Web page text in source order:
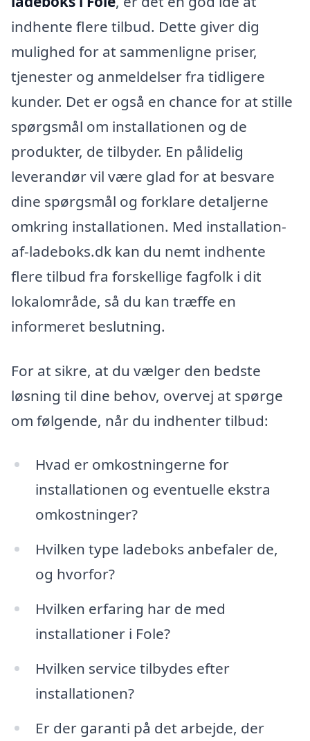
indhente flere tilbud. Dette giver dig
mulighed for at sammenligne priser,
tjenester og anmeldelser fra tidligere
kunder. Det er også en chance for at stille
spørgsmål om installationen og de
produkter, de tilbyder. En pålidelig
leverandør vil være glad for at besvare
dine spørgsmål og forklare detaljerne
omkring installationen. Med installation-
af-ladeboks.dk kan du nemt indhente
flere tilbud fra forskellige fagfolk i dit
lokalområde, så du kan træffe en
informeret beslutning.
For at sikre, at du vælger den bedste
løsning til dine behov, overvej at spørge
om følgende, når du indhenter tilbud:
Hvad er omkostningerne for
installationen og eventuelle ekstra
omkostninger?
Hvilken type ladeboks anbefaler de,
og hvorfor?
Hvilken erfaring har de med
installationer i Fole?
Hvilken service tilbydes efter
installationen?
Er der garanti på det arbejde, der